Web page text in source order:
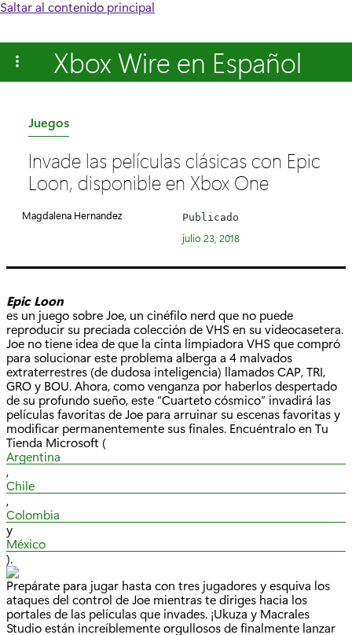
Saltar al contenido principal
Xbox Wire en Español
C
t
e
í
:
Juegos
Invade las películas clásicas con Epic
Loon, disponible en Xbox One
Magdalena Hernandez Publicado
julio 23, 2018
Epic Loon
es un juego sobre Joe, un cinéfilo nerd que no puede
reproducir su preciada colección de VHS en su videocasetera.
Joe no tiene idea de que la cinta limpiadora VHS que compró
para solucionar este problema alberga a 4 malvados
extraterrestres (de dudosa inteligencia) llamados CAP, TRI,
GRO y BOU. Ahora, como venganza por haberlos despertado
de su profundo sueño, este “Cuarteto cósmico” invadirá las
películas favoritas de Joe para arruinar su escenas favoritas y
modificar permanentemente sus finales. Encuéntralo en Tu
Tienda Microsoft (
Argentina
,
Chile
,
Colombia
y
México
).
Prepárate para jugar hasta con tres jugadores y esquiva los
ataques del control de Joe mientras te diriges hacia los
portales de las películas que invades. ¡Ukuza y Macrales
Studio están increíblemente orgullosos de finalmente lanzar